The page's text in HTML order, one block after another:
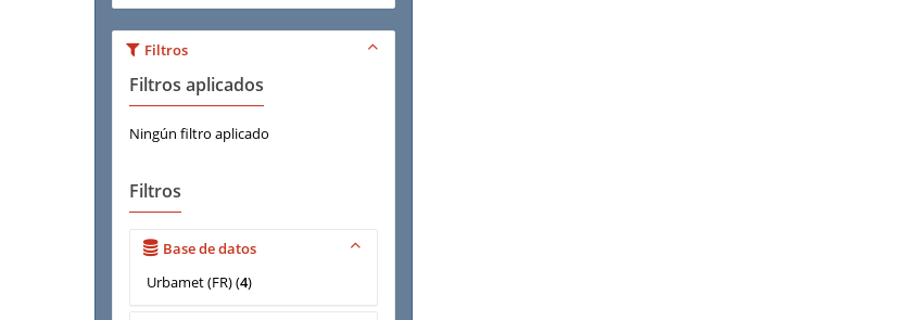
Filtros
Filtros aplicados
Ningún filtro aplicado
Filtros
Base de datos
Urbamet (FR)(4)